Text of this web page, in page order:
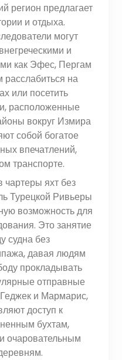
регион предлагает
и отдыха.
могут
и
как Эфес, Пергам
на
или посетить
расположенные
вокруг Измира
собой богатое
впечатлений,
транспорте.
яхт без
Турецкой Ривьеры
возможность для
Это занятие
судна без
давая людям
прокладывать
отправные
и Мармарис,
доступ к
бухтам,
очаровательным